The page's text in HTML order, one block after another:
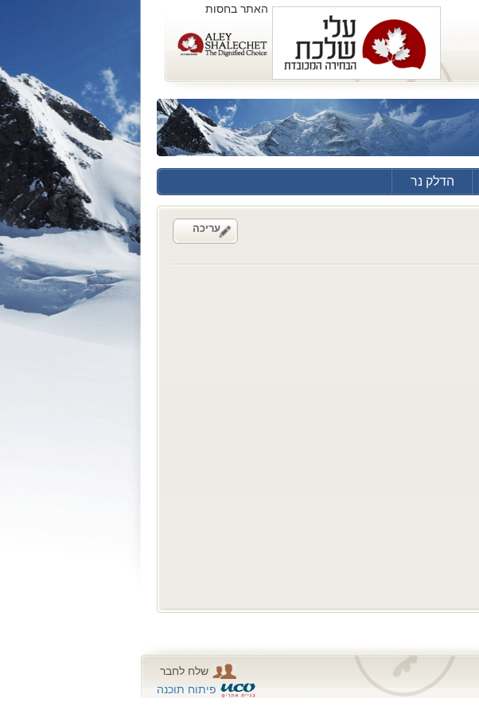
האתר בחסות
הדלק נר
עריכה
שלח לחבר
פיתוח תוכנה